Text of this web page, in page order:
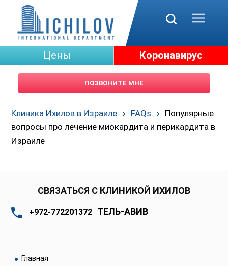
Цены Коронавирус
ПОЗВОНИТЕ МНЕ
Клиника Ихилов в Израиле FAQs
Популярные
вопросы про лечение миокардита и перикардита в
Израиле
СВЯЗАТЬСЯ С КЛИНИКОЙ ИХИЛОВ
+972-772201372 ТЕЛЬ-АВИВ
Главная